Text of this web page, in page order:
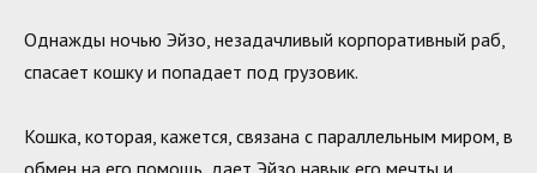
Однажды ночью Эйзо, незадачливый корпоративный раб,
спасает кошку и попадает под грузовик.
Кошка, которая, кажется, связана с параллельным миром, в
обмен на его помощь, дает Эйзо навык его мечты и